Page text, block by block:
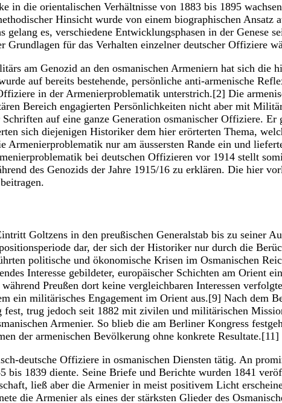
in die orientalischen Verhältnisse von 1883 bis 1895
Hinsicht wurde von einem biographischen
es, verschiedene Entwicklungsphasen in der Genese
Grundlagen für das Verhalten einzelner deutscher Offiziere
am Genozid an den osmanischen Armeniern hat sich die
auf bereits bestehende, persönliche anti-armenische
in der Armenierproblematik unterstrich.[2] Die
Bereich engagierten Persönlichkeiten nicht aber mit
auf eine ganze Generation osmanischer Offiziere.
sich diejenigen Historiker dem hier erörterten Thema,
Armenierproblematik nur am äussersten Rande ein und
bei deutschen Offizieren vor 1914 stellt
des Genozids der Jahre 1915/16 zu erklären. Die hier
Goltzens in den preußischen Generalstab bis zu seiner
dar, der sich der Historiker nur durch die
politische und ökonomische Krisen im Osmanischen
Interesse gebildeter, europäischer Schichten am
Preußen dort keine vergleichbaren Interessen
ein militärisches Engagement im Orient aus.[9] Nach
trug jedoch seit 1882 mit zivilen und militärischen
Armenier. So blieb die am Berliner Kongress
der armenischen Bevölkerung ohne konkrete Resultate.[11]
deutsche Offiziere in osmanischen Diensten tätig. An
bis 1839 diente. Seine Briefe und Berichte wurden 1841
ließ aber die Armenier in meist positivem Licht
die Armenier als eines der stärksten Glieder des